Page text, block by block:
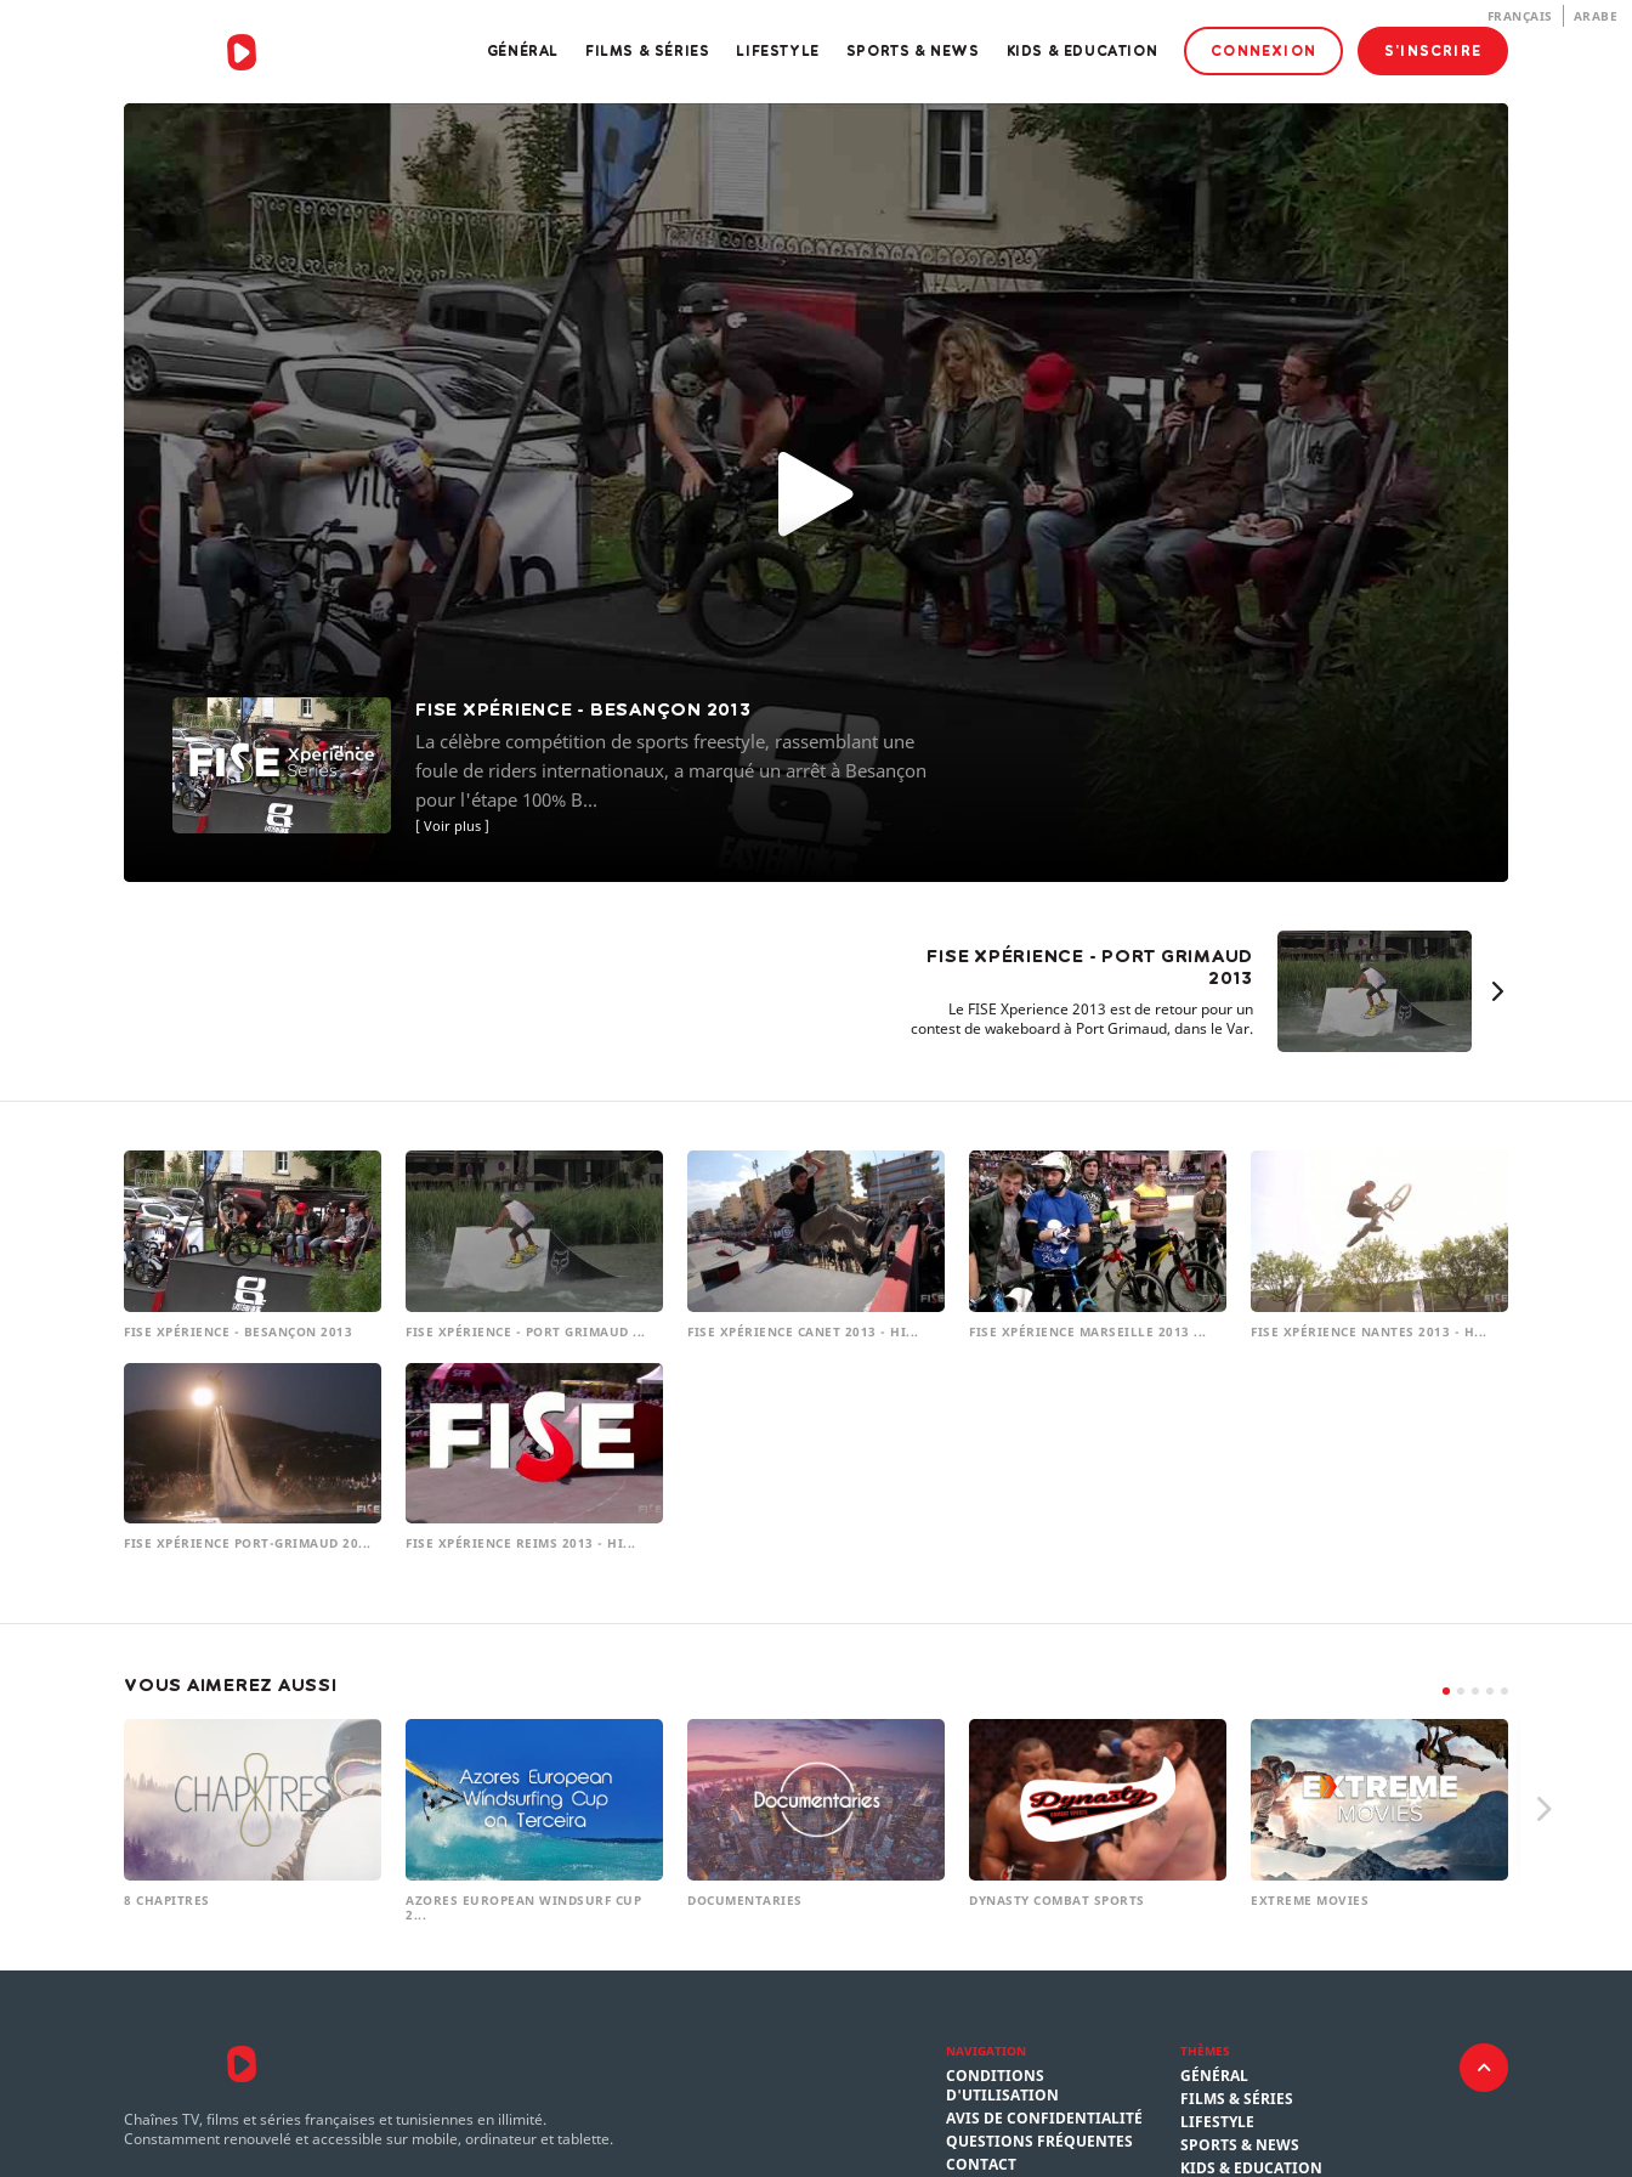
GÉNÉRAL FILMS & SÉRIES LIFESTYLE SPORTS & NEWS KIDS & EDUCATION CONNEXION S'INSCRIRE
FRANÇAIS ARABE
Merci de contacter le support
FISE XPÉRIENCE - BESANÇON 2013
La célèbre compétition de sports freestyle, rassemblant une
foule de riders internationaux, a marqué un arrêt à Besançon
pour l'étape 100% B...
Voir plus
FISE XPÉRIENCE - PORT GRIMAUD
2013
Le FISE Xperience 2013 est de retour pour un
contest de wakeboard à Port Grimaud, dans le Var.
FISE XPÉRIENCE - BESANÇON 2013 FISE XPÉRIENCE - PORT GRIMAUD ... FISE XPÉRIENCE CANET 2013 - HI... FISE XPÉRIENCE MARSEILLE 2013 ... FISE XPÉRIENCE NANTES 2013 - H...
FISE XPÉRIENCE PORT-GRIMAUD 20... FISE XPÉRIENCE REIMS 2013 - HI...
VOUS AIMEREZ AUSSI
8 CHAPITRES
AZORES EUROPEAN WINDSURF CUP
2...
DOCUMENTARIES DYNASTY COMBAT SPORTS EXTREME MOVIES
Chaînes TV, films et séries françaises et tunisiennes en illimité.
Constamment renouvelé et accessible sur mobile, ordinateur et tablette.
NAVIGATION
CONDITIONS
D'UTILISATION
AVIS DE CONFIDENTIALITÉ
QUESTIONS FRÉQUENTES
CONTACT
THÈMES
GÉNÉRAL
FILMS & SÉRIES
LIFESTYLE
SPORTS & NEWS
KIDS & EDUCATION